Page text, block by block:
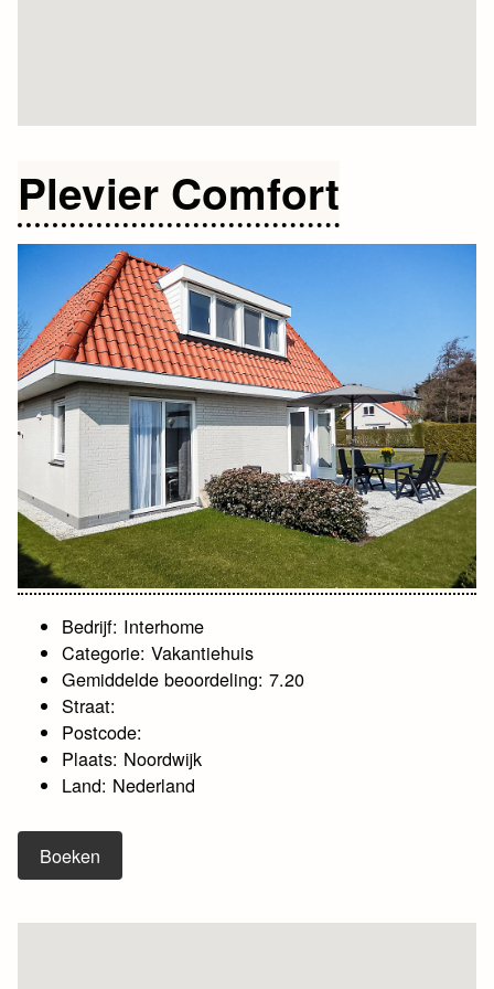
Plevier Comfort
Bedrijf: Interhome
Categorie: Vakantiehuis
Gemiddelde beoordeling: 7.20
Straat:
Postcode:
Plaats: Noordwijk
Land: Nederland
Boeken